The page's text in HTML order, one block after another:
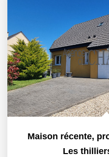
Maison récente,
Les